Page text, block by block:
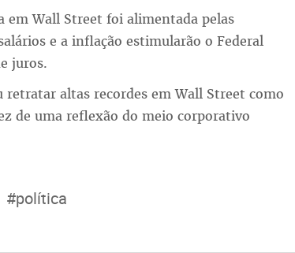
em Wall Street foi alimentada pelas
e a inflação estimularão o Federal
juros.
altas recordes em Wall Street como
de uma reflexão do meio corporativo
#política